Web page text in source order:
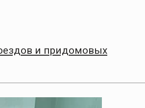
и придомовых